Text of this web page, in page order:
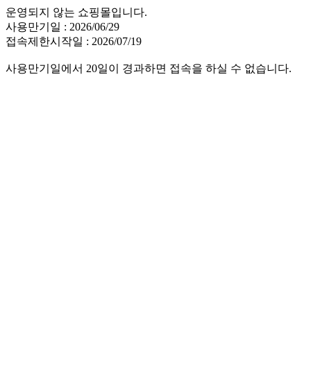
운영되지 않는 쇼핑몰입니다.
사용만기일 : 2026/06/29
접속제한시작일 : 2026/07/19
사용만기일에서 20일이 경과하면 접속을 하실 수 없습니다.